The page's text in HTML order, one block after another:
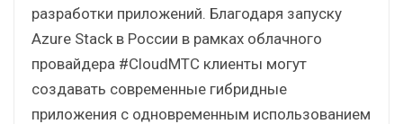
разработки приложений. Благодаря запуску
Azure Stack в России в рамках облачного
провайдера #CloudМТС клиенты могут
создавать современные гибридные
приложения с одновременным использованием